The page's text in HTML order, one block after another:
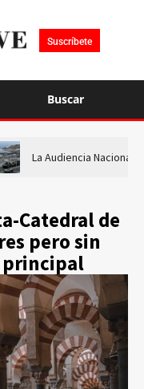
Suscríbete
Buscar
La Audiencia Nacional
Catedral de
pero sin
principal